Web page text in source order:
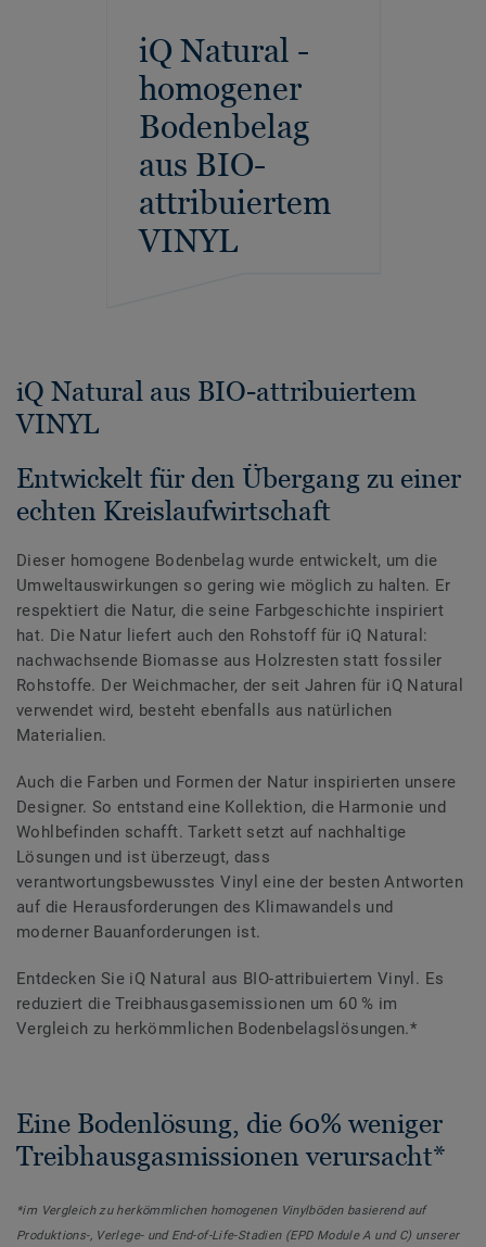
iQ Natural -
homogener
Bodenbelag
aus BIO-
attribuiertem
VINYL
iQ Natural aus BIO-attribuiertem
VINYL
Entwickelt für den Übergang zu einer
echten Kreislaufwirtschaft
Dieser homogene Bodenbelag wurde entwickelt, um die
Umweltauswirkungen so gering wie möglich zu halten. Er
respektiert die Natur, die seine Farbgeschichte inspiriert
hat. Die Natur liefert auch den Rohstoff für iQ Natural:
nachwachsende Biomasse aus Holzresten statt fossiler
Rohstoffe. Der Weichmacher, der seit Jahren für iQ Natural
verwendet wird, besteht ebenfalls aus natürlichen
Materialien.
Auch die Farben und Formen der Natur inspirierten unsere
Designer. So entstand eine Kollektion, die Harmonie und
Wohlbefinden schafft. Tarkett setzt auf nachhaltige
Lösungen und ist überzeugt, dass
verantwortungsbewusstes Vinyl eine der besten Antworten
auf die Herausforderungen des Klimawandels und
moderner Bauanforderungen ist.
Entdecken Sie iQ Natural aus BIO-attribuiertem Vinyl. Es
reduziert die Treibhausgasemissionen um 60 % im
Vergleich zu herkömmlichen Bodenbelagslösungen.*
Eine Bodenlösung, die 60% weniger
Treibhausgasmissionen verursacht*
*im Vergleich zu herkömmlichen homogenen Vinylböden basierend auf
Produktions-, Verlege- und End-of-Life-Stadien (EPD Module A und C) unserer